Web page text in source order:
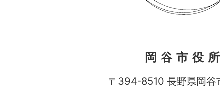
岡谷市役
〒394-8510 長野県岡谷